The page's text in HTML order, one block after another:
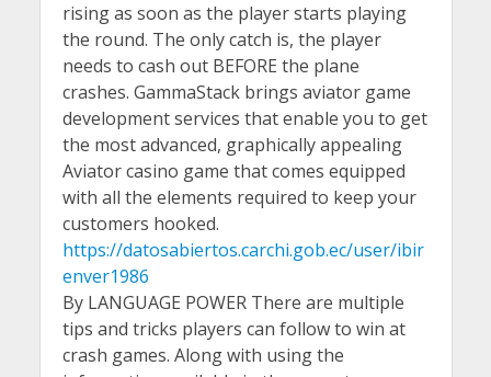
rising as soon as the player starts playing
the round. The only catch is, the player
needs to cash out BEFORE the plane
crashes. GammaStack brings aviator game
development services that enable you to get
the most advanced, graphically appealing
Aviator casino game that comes equipped
with all the elements required to keep your
customers hooked.
https://datosabiertos.carchi.gob.ec/user/ibir
enver1986
By LANGUAGE POWER There are multiple
tips and tricks players can follow to win at
crash games. Along with using the